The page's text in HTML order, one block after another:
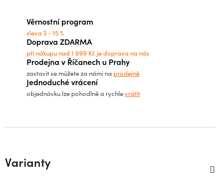
Věrnostní program
sleva 3 - 15 %
Doprava ZDARMA
při nákupu nad 1 999 Kč je doprava na nás
Prodejna v Říčanech u Prahy
zastavit se můžete za námi na prodejně
Jednoduché vrácení
objednávku lze pohodlně a rychlevrátit
Varianty